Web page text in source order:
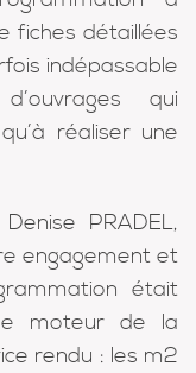
fiches détaillées
indépassable
qui
réaliser une
PRADEL,
engagement et
était
moteur de la
rendu : les m2